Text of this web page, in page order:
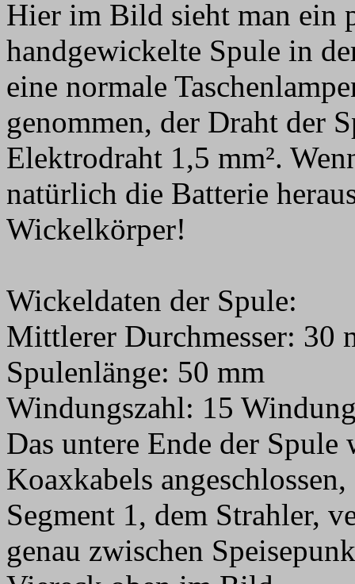
Hier im Bild sieht man ein
handgewickelte Spule in
eine normale
genommen, der Draht der
Elektrodraht 1,5 mm².
natürlich die Batterie
Wickelkörper!
Wickeldaten der Spule:
Mittlerer Durchmesser: 30
Spulenlänge: 50 mm
Windungszahl: 15
Das untere Ende der
Koaxkabels
Segment 1, dem Strahler,
genau zwischen